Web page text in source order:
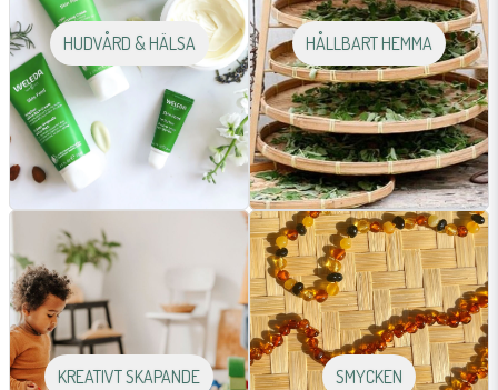
HUDVÅRD & HÄLSA HÅLLBART HEMMA
KREATIVT SKAPANDE SMYCKEN